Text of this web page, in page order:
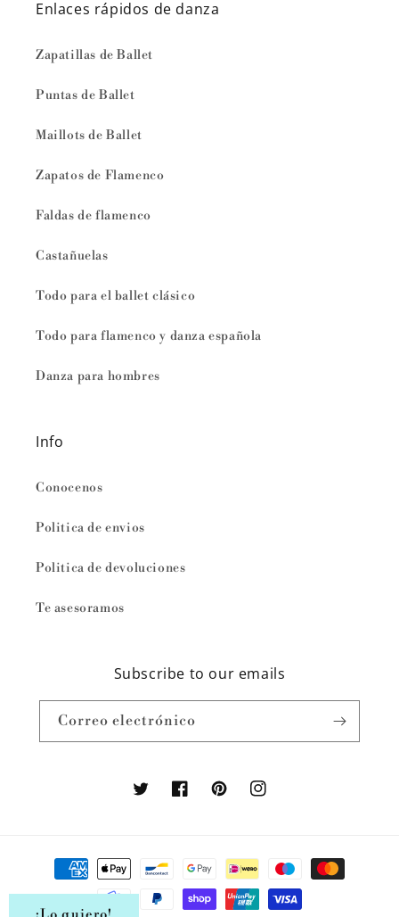
Enlaces rápidos de danza
Zapatillas de Ballet
Puntas de Ballet
Maillots de Ballet
Zapatos de Flamenco
Faldas de flamenco
Castañuelas
Todo para el ballet clásico
Todo para flamenco y danza española
Danza para hombres
Info
Conocenos
Politica de envios
Politica de devoluciones
Te asesoramos
Subscribe to our emails
Correo electrónico
TwitterFacebookPinterestInstagram
Formas
pago